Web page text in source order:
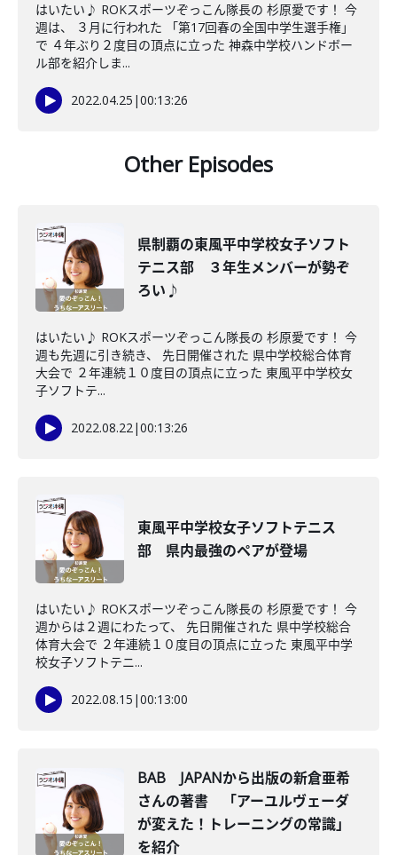
はいたい♪ ROKスポーツぞっこん隊長の 杉原愛です！ 今
週は、 ３月に行われた 「第17回春の全国中学生選手権」
で ４年ぶり２度目の頂点に立った 神森中学校ハンドボー
ル部を紹介しま...
2022.04.25 |00:13:26
Other Episodes
県制覇の東風平中学校女子ソフト
テニス部 ３年生メンバーが勢ぞ
ろい♪
はいたい♪ ROKスポーツぞっこん隊長の 杉原愛です！ 今
週も先週に引き続き、 先日開催された 県中学校総合体育
大会で ２年連続１０度目の頂点に立った 東風平中学校女
子ソフトテ...
2022.08.22|00:13:26
東風平中学校女子ソフトテニス
部 県内最強のペアが登場
はいたい♪ ROKスポーツぞっこん隊長の 杉原愛です！ 今
週からは２週にわたって、 先日開催された 県中学校総合
体育大会で ２年連続１０度目の頂点に立った 東風平中学
校女子ソフトテニ...
2022.08.15 |00:13:00
BAB JAPANから出版の新倉亜希
さんの著書 「アーユルヴェーダ
が変えた！トレーニングの常識」
を紹介